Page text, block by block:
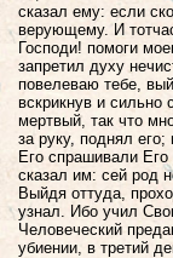
сказал ему: если
верующему. И
Господи! помоги
запретил духу
повелеваю тебе,
вскрикнув и сильно
мертвый, так что
за руку, поднял
Его спрашивали
сказал им: сей род
Выйдя оттуда,
узнал. Ибо учил
Человеческий
убиении, в третий